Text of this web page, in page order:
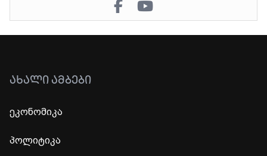
ᲐᲮᲐᲚᲘ ᲐᲛᲑᲔᲑᲘ
ეკონომიკა
პოლიტიკა